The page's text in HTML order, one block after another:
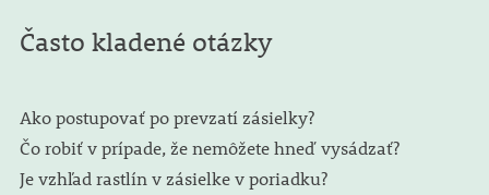
Často kladené otázky
Ako postupovať po prevzatí zásielky?
Čo robiť v prípade, že nemôžete hneď vysádzať?
Je vzhľad rastlín v zásielke v poriadku?